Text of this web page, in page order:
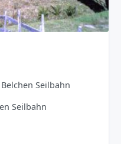
Seilbahn
Seilbahn